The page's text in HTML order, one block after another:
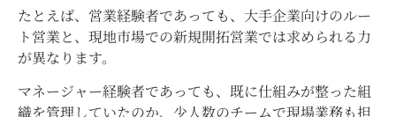
たとえば、営業経験者であっても、大手企業向けのルー
ト営業と、現地市場での新規開拓営業では求められる力
が異なります。
マネージャー経験者であっても、既に仕組みが整った組
織を管理していたのか、少人数のチームで現場業務も担